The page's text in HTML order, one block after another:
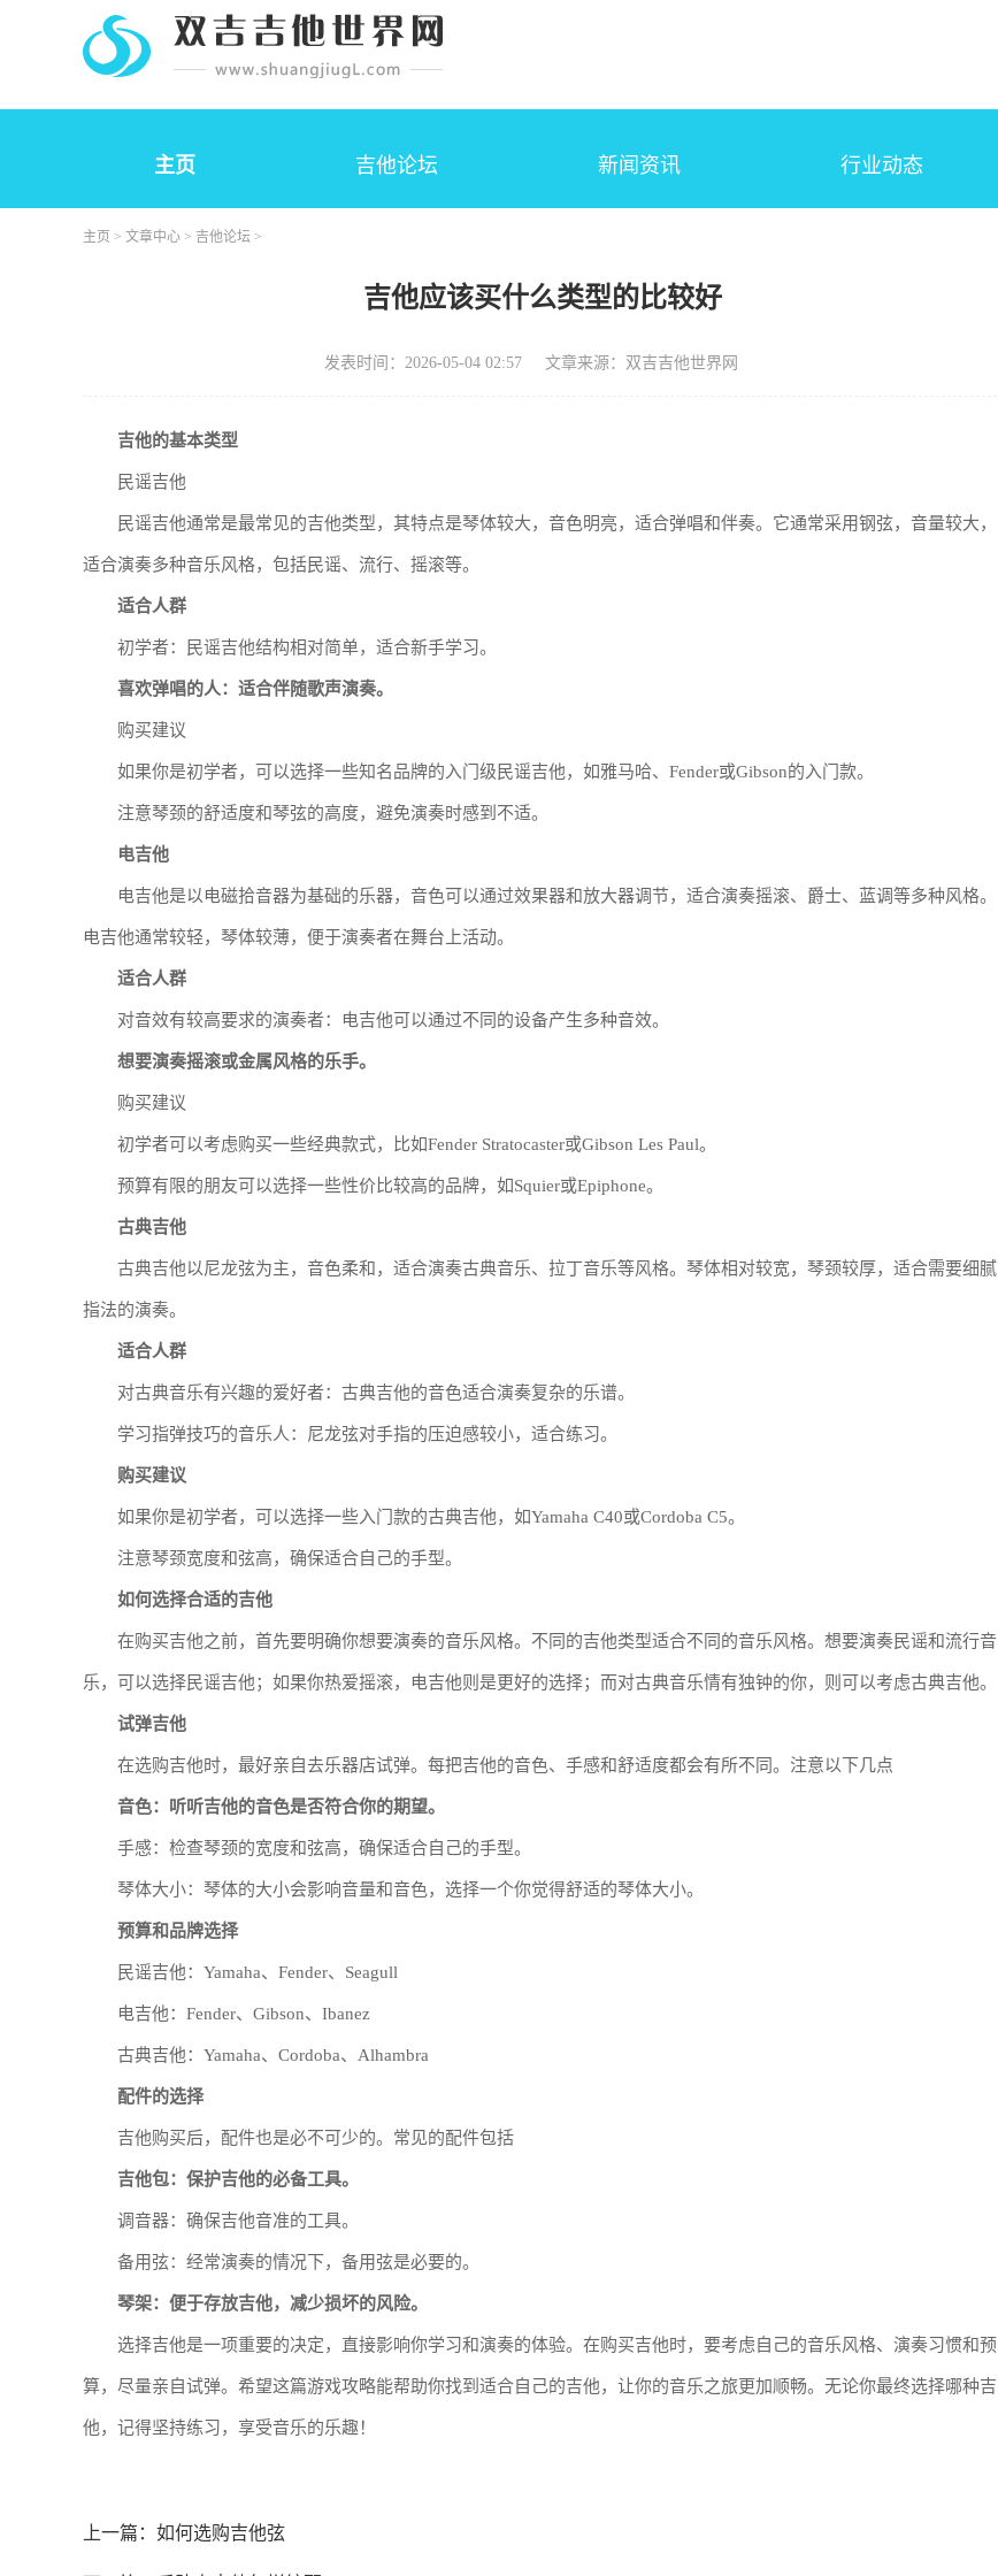
主页 吉他论坛 新闻资讯 行业动态
主页 > 文章中心 > 吉他论坛 >
吉他应该买什么类型的比较好
发表时间：2026-05-04 02:57 文章来源：双吉吉他世界网
吉他的基本类型
民谣吉他
民谣吉他通常是最常见的吉他类型，其特点是琴体较大，音色明亮，适合弹唱和伴奏。它通常采用钢弦，音量较大，
适合演奏多种音乐风格，包括民谣、流行、摇滚等。
适合人群
初学者：民谣吉他结构相对简单，适合新手学习。
喜欢弹唱的人：适合伴随歌声演奏。
购买建议
如果你是初学者，可以选择一些知名品牌的入门级民谣吉他，如雅马哈、Fender或Gibson的入门款。
注意琴颈的舒适度和琴弦的高度，避免演奏时感到不适。
电吉他
电吉他是以电磁拾音器为基础的乐器，音色可以通过效果器和放大器调节，适合演奏摇滚、爵士、蓝调等多种风格。
电吉他通常较轻，琴体较薄，便于演奏者在舞台上活动。
适合人群
对音效有较高要求的演奏者：电吉他可以通过不同的设备产生多种音效。
想要演奏摇滚或金属风格的乐手。
购买建议
初学者可以考虑购买一些经典款式，比如Fender Stratocaster或Gibson Les Paul。
预算有限的朋友可以选择一些性价比较高的品牌，如Squier或Epiphone。
古典吉他
古典吉他以尼龙弦为主，音色柔和，适合演奏古典音乐、拉丁音乐等风格。琴体相对较宽，琴颈较厚，适合需要细腻
指法的演奏。
适合人群
对古典音乐有兴趣的爱好者：古典吉他的音色适合演奏复杂的乐谱。
学习指弹技巧的音乐人：尼龙弦对手指的压迫感较小，适合练习。
购买建议
如果你是初学者，可以选择一些入门款的古典吉他，如Yamaha C40或Cordoba C5。
注意琴颈宽度和弦高，确保适合自己的手型。
如何选择合适的吉他
在购买吉他之前，首先要明确你想要演奏的音乐风格。不同的吉他类型适合不同的音乐风格。想要演奏民谣和流行音
乐，可以选择民谣吉他；如果你热爱摇滚，电吉他则是更好的选择；而对古典音乐情有独钟的你，则可以考虑古典吉他。
试弹吉他
在选购吉他时，最好亲自去乐器店试弹。每把吉他的音色、手感和舒适度都会有所不同。注意以下几点
音色：听听吉他的音色是否符合你的期望。
手感：检查琴颈的宽度和弦高，确保适合自己的手型。
琴体大小：琴体的大小会影响音量和音色，选择一个你觉得舒适的琴体大小。
预算和品牌选择
民谣吉他：Yamaha、Fender、Seagull
电吉他：Fender、Gibson、Ibanez
古典吉他：Yamaha、Cordoba、Alhambra
配件的选择
吉他购买后，配件也是必不可少的。常见的配件包括
吉他包：保护吉他的必备工具。
调音器：确保吉他音准的工具。
备用弦：经常演奏的情况下，备用弦是必要的。
琴架：便于存放吉他，减少损坏的风险。
选择吉他是一项重要的决定，直接影响你学习和演奏的体验。在购买吉他时，要考虑自己的音乐风格、演奏习惯和预
算，尽量亲自试弹。希望这篇游戏攻略能帮助你找到适合自己的吉他，让你的音乐之旅更加顺畅。无论你最终选择哪种吉
他，记得坚持练习，享受音乐的乐趣！
上一篇： 如何选购吉他弦